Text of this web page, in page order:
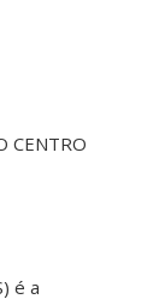
CENTRO
é a